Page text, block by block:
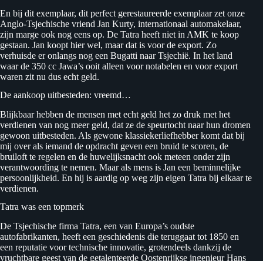
En bij dit exemplaar, dit perfect gerestaureerde exemplaar zet onze
Anglo-Tsjechische vriend Jan Kurty, internationaal automakelaar,
zijn marge ook nog eens op. De Tatra heeft niet in AMK te koop
gestaan. Jan koopt hier wel, maar dat is voor de export. Zo
verhuisde er onlangs nog een Bugatti naar Tsjechië. In het land
waar de 350 cc Jawa’s ooit alleen voor notabelen en voor export
waren zit nu dus echt geld.
De aankoop uitbesteden: vreemd…
Blijkbaar hebben de mensen met echt geld het zo druk met het
verdienen van nog meer geld, dat ze de speurtocht naar hun dromen
gewoon uitbesteden. Als gewone klassiekerliefhebber komt dat bij
mij over als iemand de opdracht geven een bruid te scoren, de
bruiloft te regelen en de huwelijksnacht ook meteen onder zijn
verantwoording te nemen. Maar als mens is Jan een beminnelijke
persoonlijkheid. En hij is aardig op weg zijn eigen Tatra bij elkaar te
verdienen.
Tatra was een topmerk
De Tsjechische firma Tatra, een van Europa’s oudste
autofabrikanten, heeft een geschiedenis die teruggaat tot 1850 en
een reputatie voor technische innovatie, grotendeels dankzij de
vruchtbare geest van de getalenteerde Oostenrijkse ingenieur Hans